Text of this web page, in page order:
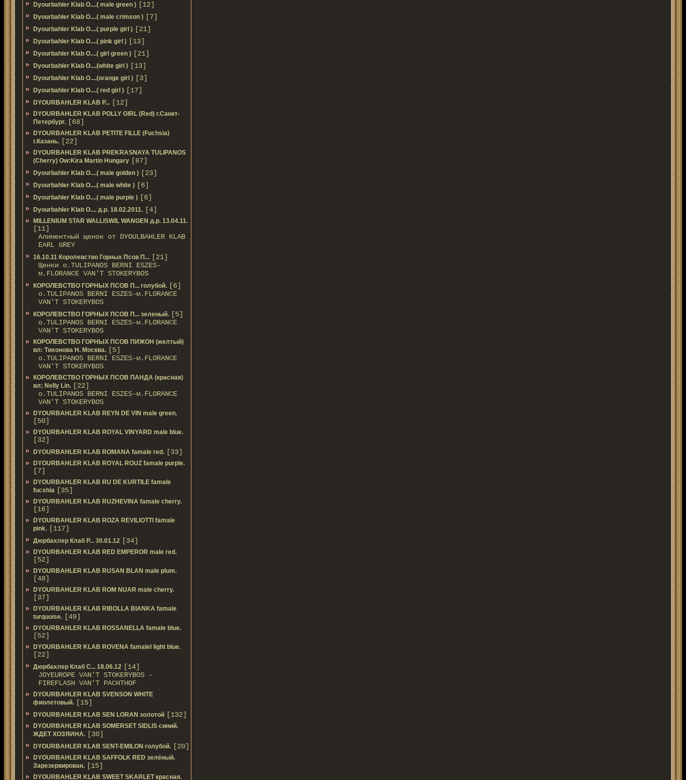
Dyourbahler Klab O....( male green ) [12]
Dyourbahler Klab O....( male crimson ) [7]
Dyourbahler Klab O....( purple girl ) [21]
Dyourbahler Klab O....( pink girl ) [13]
Dyourbahler Klab O....( girl green ) [21]
Dyourbahler Klab O....(white girl ) [13]
Dyourbahler Klab O....(orange girl ) [3]
Dyourbahler Klab O....( red girl ) [17]
DYOURBAHLER KLAB P... [12]
DYOURBAHLER KLAB POLLY GIRL (Red) г.Санкт-
Петербург. [68]
DYOURBAHLER KLAB PETITE FILLE (Fuchsia)
г.Казань. [22]
DYOURBAHLER KLAB PREKRASNAYA TULIPANOS
(Cherry) Ow:Kira Martin Hungary [87]
Dyourbahler Klab O....( male golden ) [23]
Dyourbahler Klab O....( male white ) [6]
Dyourbahler Klab O....( male purple ) [6]
Dyourbahler Klab O.... д.р. 18.02.2011. [4]
MILLENIUM STAR WALLISWIL WANGEN д.р. 13.04.11.
[11]
Алиментный щенок от DYOULBAHLER KLAB
EARL GREY
16.10.11 Королевство Горных Псов П... [21]
Щенки о.TULIPANOS BERNI ESZES-
м.FLORANCE VAN'T STOKERYBOS
КОРОЛЕВСТВО ГОРНЫХ ПСОВ П... голубой. [6]
о.TULIPANOS BERNI ESZES-м.FLORANCE
VAN'T STOKERYBOS
КОРОЛЕВСТВО ГОРНЫХ ПСОВ П... зеленый. [5]
о.TULIPANOS BERNI ESZES-м.FLORANCE
VAN'T STOKERYBOS
КОРОЛЕВСТВО ГОРНЫХ ПСОВ ПИЖОН (желтый)
вл: Тихонова Н. Москва. [5]
о.TULIPANOS BERNI ESZES-м.FLORANCE
VAN'T STOKERYBOS
КОРОЛЕВСТВО ГОРНЫХ ПСОВ ПАНДА (красная)
вл; Nelly Lin. [22]
о.TULIPANOS BERNI ESZES-м.FLORANCE
VAN'T STOKERYBOS
DYOURBAHLER KLAB REYN DE VIN male green.
[50]
DYOURBAHLER KLAB ROYAL VINYARD male blue.
[32]
DYOURBAHLER KLAB ROMANA famale red. [33]
DYOURBAHLER KLAB ROYAL ROUZ famale purple.
[7]
DYOURBAHLER KLAB RU DE KURTILE famale
fucshia [35]
DYOURBAHLER KLAB RUZHEVINA famale cherry.
[16]
DYOURBAHLER KLAB ROZA REVILIOTTI famale
pink. [117]
Дюрбахлер Клаб Р... 30.01.12 [34]
DYOURBAHLER KLAB RED EMPEROR male red.
[52]
DYOURBAHLER KLAB RUSAN BLAN male plum.
[48]
DYOURBAHLER KLAB ROM NUAR male cherry.
[37]
DYOURBAHLER KLAB RIBOLLA BIANKA famale
turquoise. [49]
DYOURBAHLER KLAB ROSSANELLA famale blue.
[52]
DYOURBAHLER KLAB ROVENA famalel light blue.
[22]
Дюрбахлер Клаб C... 18.06.12 [14]
JOYEUROPE VAN'T STOKERYBOS -
FIREFLASH VAN'T PACHTHOF
DYOURBAHLER KLAB SVENSON WHITE
фиолетовый. [15]
DYOURBAHLER KLAB SEN LORAN золотой [132]
DYOURBAHLER KLAB SOMERSET SIDLIS синий.
ЖДЕТ ХОЗЯИНА. [30]
DYOURBAHLER KLAB SENT-EMILON голубой. [20]
DYOURBAHLER KLAB SAFFOLK RED зелёный.
Зарезервирован. [15]
DYOURBAHLER KLAB SWEET SKARLET красная.